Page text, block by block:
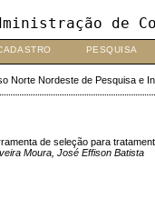
de
PESQUISA
Norte Nordeste de Pesquisa e
de seleção para
Moura, José Effison Batista